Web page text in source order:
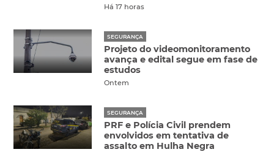
Há 17 horas
SEGURANÇA
Projeto do videomonitoramento
avança e edital segue em fase de
estudos
Ontem
SEGURANÇA
PRF e Polícia Civil prendem
envolvidos em tentativa de
assalto em Hulha Negra